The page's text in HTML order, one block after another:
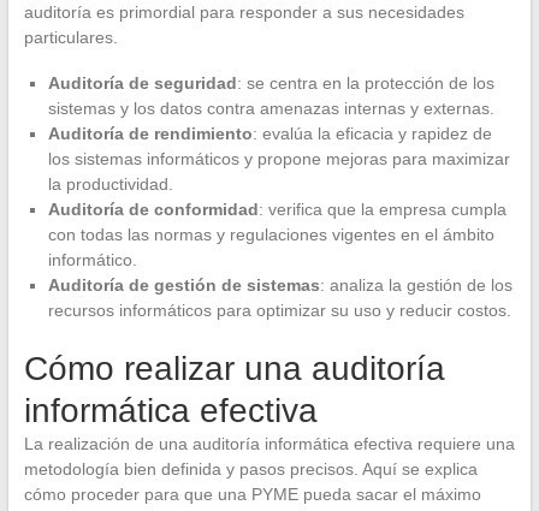
auditoría es primordial para responder a sus necesidades
particulares.
Auditoría de seguridad: se centra en la protección de los
sistemas y los datos contra amenazas internas y externas.
Auditoría de rendimiento: evalúa la eficacia y rapidez de
los sistemas informáticos y propone mejoras para maximizar
la productividad.
Auditoría de conformidad: verifica que la empresa cumpla
con todas las normas y regulaciones vigentes en el ámbito
informático.
Auditoría de gestión de sistemas: analiza la gestión de los
recursos informáticos para optimizar su uso y reducir costos.
Cómo realizar una auditoría
informática efectiva
La realización de una auditoría informática efectiva requiere una
metodología bien definida y pasos precisos. Aquí se explica
cómo proceder para que una PYME pueda sacar el máximo